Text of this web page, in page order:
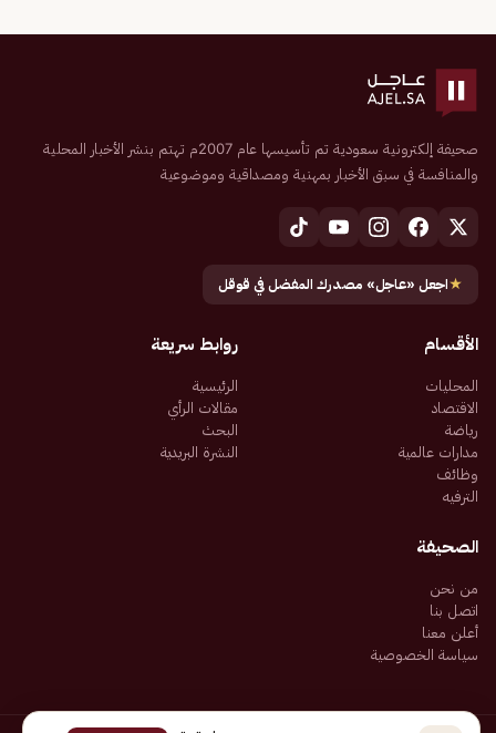
صحيفة إلكترونية سعودية تم تأسيسها عام 2007م تهتم بنشر الأخبار المحلية
والمنافسة في سبق الأخبار بمهنية ومصداقية وموضوعية
★اجعل «عاجل» مصدرك المفضل في قوقل
الأقسام
المحليات
الاقتصاد
رياضة
مدارات عالمية
وظائف
الترفيه
روابط سريعة
الرئيسية
مقالات الرأي
البحث
النشرة البريدية
الصحيفة
من نحن
اتصل بنا
أعلن معنا
سياسة الخصوصية